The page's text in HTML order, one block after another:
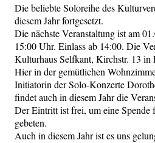
Die beliebte Soloreihe des
diesem Jahr fortgesetzt.
Die nächste Veranstaltung ist am
15:00 Uhr. Einlass ab 14:00. Die
Kulturhaus Selfkant, Kirchstr. 13 in
Hier in der gemütlichen
Initiatorin der Solo-Konzerte
findet auch in diesem Jahr die
Der Eintritt ist frei, um eine Spende
gebeten.
Auch in diesem Jahr ist es uns